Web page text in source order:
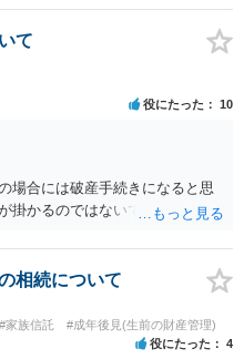
て
役にたった 10
場合には破産手続きになると思
掛かるのではないでしょうか。
相続について
#家族信託 #成年後見(生前の財産管理)
役にたった 4